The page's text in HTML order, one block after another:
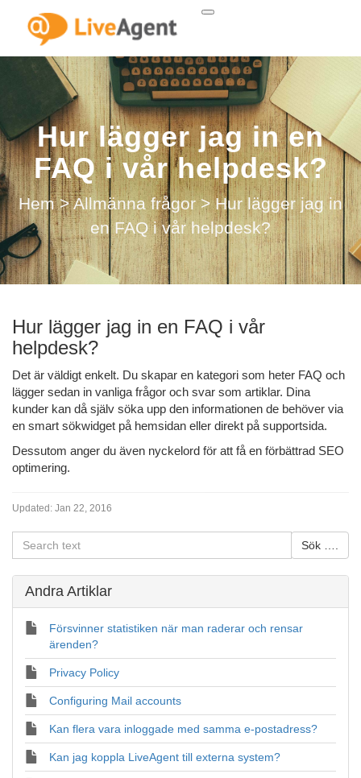
Hur lägger jag in en
FAQ i vår helpdesk?
Hem > Allmänna frågor > Hur lägger jag in
en FAQ i vår helpdesk?
Hur lägger jag in en FAQ i vår
helpdesk?
Det är väldigt enkelt. Du skapar en kategori som heter FAQ och
lägger sedan in vanliga frågor och svar som artiklar. Dina
kunder kan då själv söka upp den informationen de behöver via
en smart sökwidget på hemsidan eller direkt på supportsida.
Dessutom anger du även nyckelord för att få en förbättrad SEO
optimering.
Updated: Jan 22, 2016
Andra Artiklar
Försvinner statistiken när man raderar och rensar
ärenden?
Privacy Policy
Configuring Mail accounts
Kan flera vara inloggade med samma e-postadress?
Kan jag koppla LiveAgent till externa system?